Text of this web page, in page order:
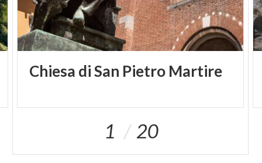
Chiesa diSan Pietro Martire
1 20